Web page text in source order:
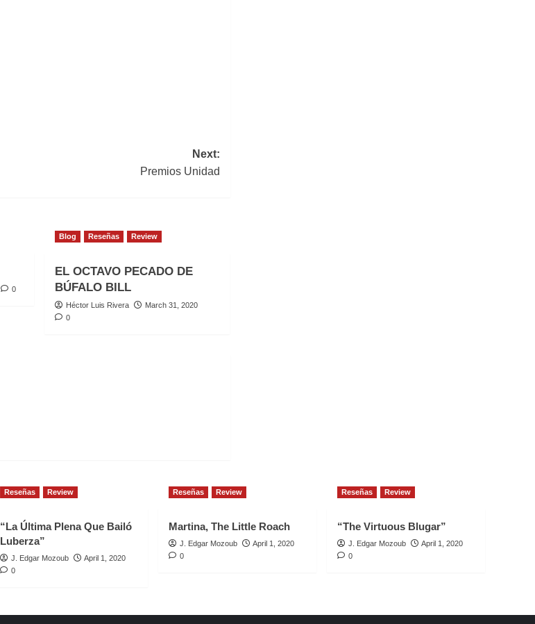
Next:
Premios Unidad
0
Blog Reseñas Review
EL OCTAVO PECADO DE
BÚFALO BILL
Héctor Luis Rivera
March 31, 2020
0
Reseñas Review
“La Última Plena Que Bailó
Luberza”
J. Edgar Mozoub
April 1, 2020
0
Reseñas Review
Martina, The Little Roach
J. Edgar Mozoub
April 1, 2020
0
Reseñas Review
“The Virtuous Blugar”
J. Edgar Mozoub
April 1, 2020
0